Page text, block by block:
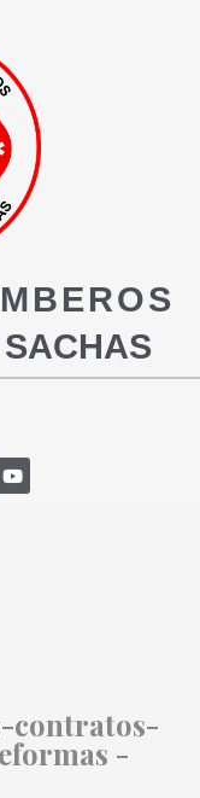
contratos-
-